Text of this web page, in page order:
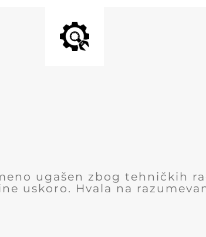
ugašen zbog tehničkih
uskoro. Hvala na